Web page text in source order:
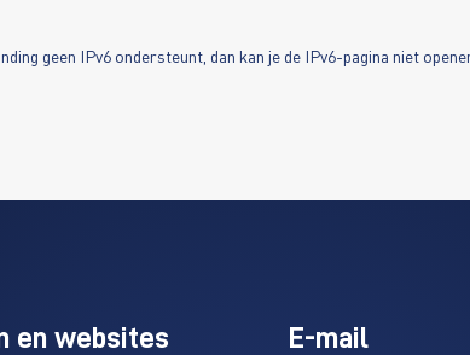
geen IPv6 ondersteunt, dan kan je de IPv6-pagina niet
en websites E-mail